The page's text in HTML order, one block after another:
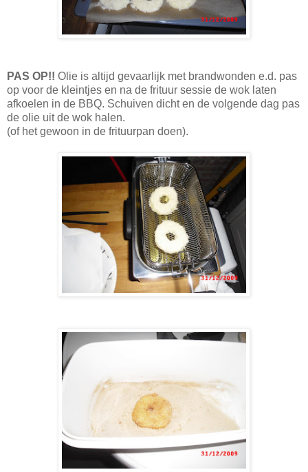
PAS OP!! Olie is altijd gevaarlijk met brandwonden e.d. pas
op voor de kleintjes en na de frituur sessie de wok laten
afkoelen in de BBQ. Schuiven dicht en de volgende dag pas
de olie uit de wok halen.
(of het gewoon in de frituurpan doen).